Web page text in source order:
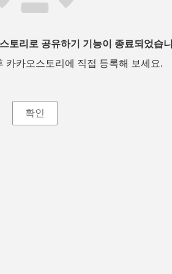
토리로 공유하기 기능이 종료되었습
카카오스토리에 직접 등록해 보세요.
확인